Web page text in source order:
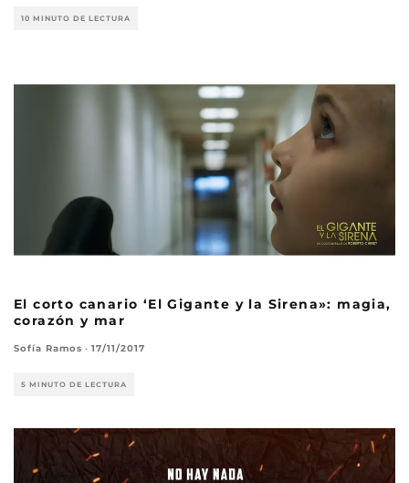
10 MINUTO DE LECTURA
El corto canario ‘El Gigante y la Sirena»: magia,
corazón y mar
Sofía Ramos · 17/11/2017
5 MINUTO DE LECTURA